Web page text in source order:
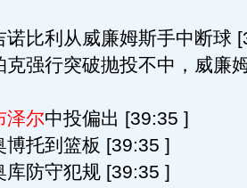
诺比利从威廉姆斯手中断球
克强行突破抛投不中，威廉
泽尔中投偏出 [39:35 ]
博托到篮板 [39:35 ]
库防守犯规 [39:35 ]